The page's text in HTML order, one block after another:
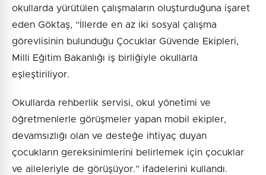
okullarda yürütülen çalışmaların oluşturduğuna işaret
eden Göktaş, “İllerde en az iki sosyal çalışma
görevlisinin bulunduğu Çocuklar Güvende Ekipleri,
Milli Eğitim Bakanlığı iş birliğiyle okullarla
eşleştiriliyor.
Okullarda rehberlik servisi, okul yönetimi ve
öğretmenlerle görüşmeler yapan mobil ekipler,
devamsızlığı olan ve desteğe ihtiyaç duyan
çocukların gereksinimlerini belirlemek için çocuklar
ve aileleriyle de görüşüyor.” ifadelerini kullandı.